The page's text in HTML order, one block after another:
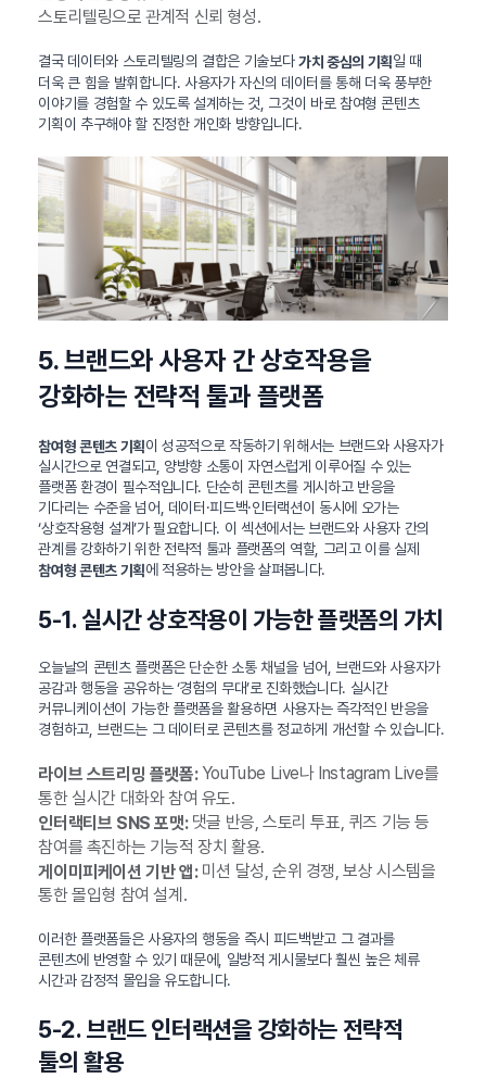
스토리텔링으로 관계적 신뢰 형성.
결국 데이터와 스토리텔링의 결합은 기술보다가치 중심의 기획일 때
더욱 큰 힘을 발휘합니다. 사용자가 자신의 데이터를 통해 더욱 풍부한
이야기를 경험할 수 있도록 설계하는 것, 그것이 바로 참여형 콘텐츠
기획이 추구해야 할 진정한 개인화 방향입니다.
5. 브랜드와 사용자 간 상호작용을
강화하는 전략적 툴과 플랫폼
참여형 콘텐츠 기획이 성공적으로 작동하기 위해서는 브랜드와 사용자가
실시간으로 연결되고, 양방향 소통이 자연스럽게 이루어질 수 있는
플랫폼 환경이 필수적입니다. 단순히 콘텐츠를 게시하고 반응을
기다리는 수준을 넘어, 데이터·피드백·인터랙션이 동시에 오가는
‘상호작용형 설계’가 필요합니다. 이 섹션에서는 브랜드와 사용자 간의
관계를 강화하기 위한 전략적 툴과 플랫폼의 역할, 그리고 이를 실제
참여형 콘텐츠 기획에 적용하는 방안을 살펴봅니다.
5-1. 실시간 상호작용이 가능한 플랫폼의 가치
오늘날의 콘텐츠 플랫폼은 단순한 소통 채널을 넘어, 브랜드와 사용자가
공감과 행동을 공유하는 ‘경험의 무대’로 진화했습니다. 실시간
커뮤니케이션이 가능한 플랫폼을 활용하면 사용자는 즉각적인 반응을
경험하고, 브랜드는 그 데이터로 콘텐츠를 정교하게 개선할 수 있습니다.
라이브 스트리밍 플랫폼:YouTube Live나 Instagram Live를
통한 실시간 대화와 참여 유도.
인터랙티브 SNS 포맷:댓글 반응, 스토리 투표, 퀴즈 기능 등
참여를 촉진하는 기능적 장치 활용.
게이미피케이션 기반 앱:미션 달성, 순위 경쟁, 보상 시스템을
통한 몰입형 참여 설계.
이러한 플랫폼들은 사용자의 행동을 즉시 피드백받고 그 결과를
콘텐츠에 반영할 수 있기 때문에, 일방적 게시물보다 훨씬 높은 체류
시간과 감정적 몰입을 유도합니다.
5-2. 브랜드 인터랙션을 강화하는 전략적
툴의 활용